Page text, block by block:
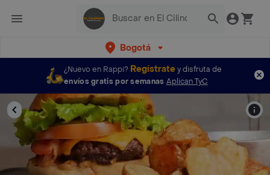
Bogotá
¿Nuevo en Rappi? Regístratey disfruta de
envíos gratis por semanas Aplican TyC